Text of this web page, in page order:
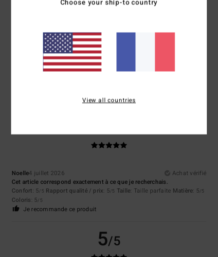
Trop petit Trop grand
Coloris
5
Noelle4 juillet 2026
Achat vérifié
Cet article correspond exactement à ce que je recherchais.
Confort: 5/5 Rapport qualité / prix: 5/5 Taille: Taille parfaite Matière: 5/5
Coloris: 5/5
Je recommande ce produit
5/5
Choose your ship-to country
View all countries